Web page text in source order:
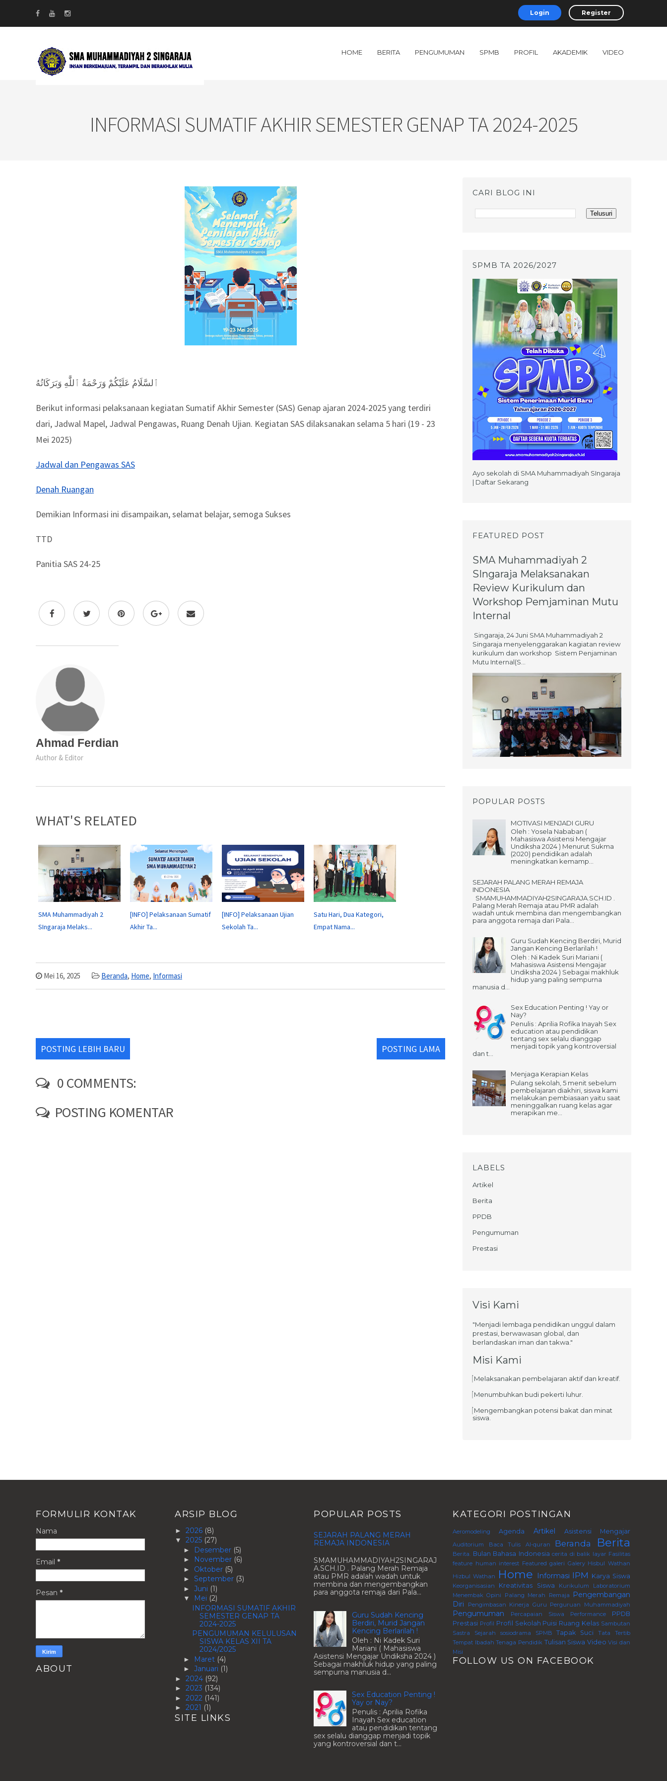
Login Register
HOME BERITA PENGUMUMAN SPMB PROFIL AKADEMIK VIDEO
INFORMASI SUMATIF AKHIR SEMESTER GENAP TA 2024-2025
ٱلسَّلَامُ عَلَيْكُمْ وَرَحْمَةُ ٱللَّٰهِ وَبَرَكَاتُهُ
Berikut informasi pelaksanaan kegiatan Sumatif Akhir Semester (SAS) Genap ajaran 2024-2025 yang terdiri
dari, Jadwal Mapel, Jadwal Pengawas, Ruang Denah Ujian. Kegiatan SAS dilaksanakan selama 5 hari (19 - 23
Mei 2025)
Jadwal dan Pengawas SAS
Denah Ruangan
Demikian Informasi ini disampaikan, selamat belajar, semoga Sukses
TTD
Panitia SAS 24-25
Ahmad Ferdian
Author & Editor
WHAT'S RELATED
SMA Muhammadiyah 2
SIngaraja Melaks...
[INFO] Pelaksanaan Sumatif
Akhir Ta...
[INFO] Pelaksanaan Ujian
Sekolah Ta...
Satu Hari, Dua Kategori,
Empat Nama...
Mei 16, 2025 Beranda, Home, Informasi
POSTING LEBIH BARU POSTING LAMA
0 COMMENTS:
POSTING KOMENTAR
CARI BLOG INI
SPMB TA 2026/2027
Ayo sekolah di SMA Muhammadiyah SIngaraja
| Daftar Sekarang
FEATURED POST
SMA Muhammadiyah 2
SIngaraja Melaksanakan
Review Kurikulum dan
Workshop Pemjaminan Mutu
Internal
Singaraja, 24 Juni SMA Muhammadiyah 2
Singaraja menyelenggarakan kagiatan review
kurikulum dan workshop Sistem Penjaminan
Mutu Internal(S...
POPULAR POSTS
MOTIVASI MENJADI GURU
Oleh : Yosela Nababan (
Mahasiswa Asistensi Mengajar
Undiksha 2024 ) Menurut Sukma
(2020) pendidikan adalah
meningkatkan kemamp...
SEJARAH PALANG MERAH REMAJA
INDONESIA
SMAMUHAMMADIYAH2SINGARAJA.SCH.ID .
Palang Merah Remaja atau PMR adalah
wadah untuk membina dan mengembangkan
para anggota remaja dari Pala...
Guru Sudah Kencing Berdiri, Murid
Jangan Kencing Berlarilah !
Oleh : Ni Kadek Suri Mariani (
Mahasiswa Asistensi Mengajar
Undiksha 2024 ) Sebagai makhluk
hidup yang paling sempurna
manusia d...
Sex Education Penting ! Yay or
Nay?
Penulis : Aprilia Rofika Inayah Sex
education atau pendidikan
tentang sex selalu dianggap
menjadi topik yang kontroversial
dan t...
Menjaga Kerapian Kelas
Pulang sekolah, 5 menit sebelum
pembelajaran diakhiri, siswa kami
melakukan pembiasaan yaitu saat
meninggalkan ruang kelas agar
merapikan me...
LABELS
Artikel
Berita
PPDB
Pengumuman
Prestasi
Visi Kami
"Menjadi lembaga pendidikan unggul dalam
prestasi, berwawasan global, dan
berlandaskan iman dan takwa."
Misi Kami
Melaksanakan pembelajaran aktif dan kreatif.
Menumbuhkan budi pekerti luhur.
Mengembangkan potensi bakat dan minat
siswa.
FORMULIR KONTAK
Nama
Email *
Pesan *
ABOUT
ARSIP BLOG
► 2026 (8)
▼ 2025 (27)
► Desember (5)
► November (6)
► Oktober (5)
► September (3)
► Juni (1)
▼ Mei (2)
INFORMASI SUMATIF AKHIR
SEMESTER GENAP TA
2024-2025
PENGUMUMAN KELULUSAN
SISWA KELAS XII TA
2024/2025
► Maret (4)
► Januari (1)
► 2024 (92)
► 2023 (134)
► 2022 (141)
► 2021 (1)
SITE LINKS
POPULAR POSTS
SEJARAH PALANG MERAH
REMAJA INDONESIA
SMAMUHAMMADIYAH2SINGARAJ
A.SCH.ID . Palang Merah Remaja
atau PMR adalah wadah untuk
membina dan mengembangkan
para anggota remaja dari Pala...
Guru Sudah Kencing
Berdiri, Murid Jangan
Kencing Berlarilah !
Oleh : Ni Kadek Suri
Mariani ( Mahasiswa
Asistensi Mengajar Undiksha 2024 )
Sebagai makhluk hidup yang paling
sempurna manusia d...
Sex Education Penting !
Yay or Nay?
Penulis : Aprilia Rofika
Inayah Sex education
atau pendidikan tentang
sex selalu dianggap menjadi topik
yang kontroversial dan t...
KATEGORI POSTINGAN
Aeromodeling Agenda Artikel Asistensi Mengajar
Auditorium Baca Tulis Al-quran Beranda Berita
Berita. Bulan Bahasa Indonesia cerita di balik layar Fasilitas
feature human interest Featured galeri Galery Hisbul Wathan
Hizbul Wathan
Home Informasi IPM Karya Siswa
Keorganisasian Kreativitas Siswa Kurikulum
Laboratorium
Menembak Opini Palang Merah Remaja
Pengembangan
Diri
Pengimbasan Kinerja Guru Perguruan Muhammadiyah
Pengumuman Percapaian Siswa Performance
PPDB
Prestasi Profil Profil Sekolah Puisi Ruang Kelas Sambutan
Sastra
Sejarah sosiodrama SPMB Tapak Suci
Tata Tertib
Tempat Ibadah Tenaga Pendidik Tulisan Siswa Video Visi dan
Misi
FOLLOW US ON FACEBOOK